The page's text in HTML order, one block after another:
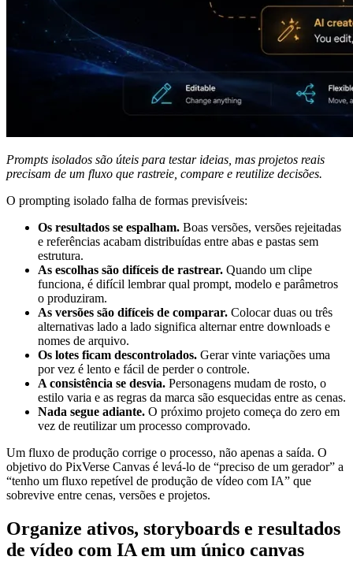
Prompts isolados são úteis para testar ideias, mas projetos reais
precisam de um fluxo que rastreie, compare e reutilize decisões.
O prompting isolado falha de formas previsíveis:
Os resultados se espalham. Boas versões, versões rejeitadas
e referências acabam distribuídas entre abas e pastas sem
estrutura.
As escolhas são difíceis de rastrear. Quando um clipe
funciona, é difícil lembrar qual prompt, modelo e parâmetros
o produziram.
As versões são difíceis de comparar. Colocar duas ou três
alternativas lado a lado significa alternar entre downloads e
nomes de arquivo.
Os lotes ficam descontrolados. Gerar vinte variações uma
por vez é lento e fácil de perder o controle.
A consistência se desvia. Personagens mudam de rosto, o
estilo varia e as regras da marca são esquecidas entre as cenas.
Nada segue adiante. O próximo projeto começa do zero em
vez de reutilizar um processo comprovado.
Um fluxo de produção corrige o processo, não apenas a saída. O
objetivo do PixVerse Canvas é levá-lo de “preciso de um gerador” a
“tenho um fluxo repetível de produção de vídeo com IA” que
sobrevive entre cenas, versões e projetos.
Organize ativos, storyboards e resultados
de vídeo com IA em um único canvas